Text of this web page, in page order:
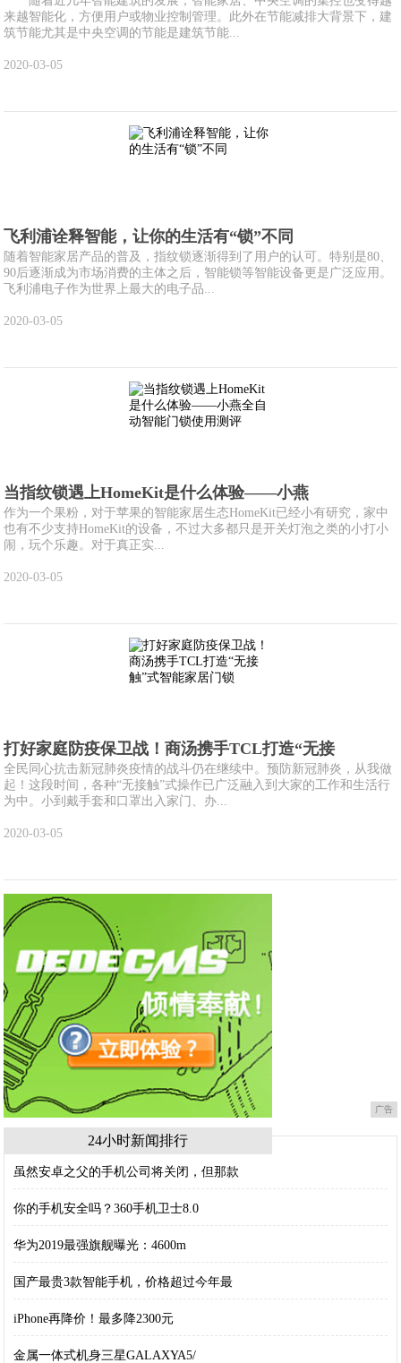
来越智能化，方便用户或物业控制管理。此外在节能减排大背景下，建
筑节能尤其是中央空调的节能是建筑节能...
2020-03-05
飞利浦诠释智能，让你的生活有“锁”不同
随着智能家居产品的普及，指纹锁逐渐得到了用户的认可。特别是80、
90后逐渐成为市场消费的主体之后，智能锁等智能设备更是广泛应用。
飞利浦电子作为世界上最大的电子品...
2020-03-05
当指纹锁遇上HomeKit是什么体验——小燕
作为一个果粉，对于苹果的智能家居生态HomeKit已经小有研究，家中
也有不少支持HomeKit的设备，不过大多都只是开关灯泡之类的小打小
闹，玩个乐趣。对于真正实...
2020-03-05
打好家庭防疫保卫战！商汤携手TCL打造“无接
全民同心抗击新冠肺炎疫情的战斗仍在继续中。预防新冠肺炎，从我做
起！这段时间，各种“无接触”式操作已广泛融入到大家的工作和生活行
为中。小到戴手套和口罩出入家门、办...
2020-03-05
广告
24小时新闻排行
虽然安卓之父的手机公司将关闭，但那款
你的手机安全吗？360手机卫士8.0
华为2019最强旗舰曝光：4600m
国产最贵3款智能手机，价格超过今年最
iPhone再降价！最多降2300元
金属一体式机身三星GALAXYA5/